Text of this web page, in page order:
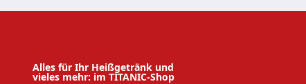
Zum
Alles für Ihr Heißgetränk und
vieles mehr: im TITANIC-Shop